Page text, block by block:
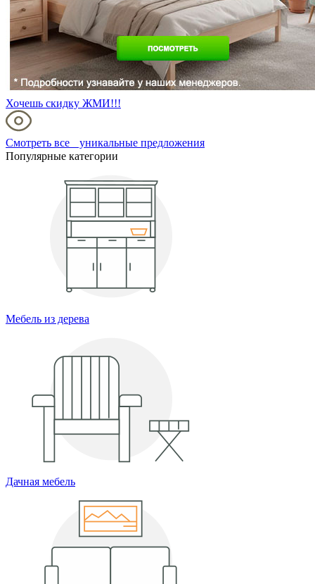
Хочешь скидку ЖМИ!!!
Смотреть все уникальные предложения
Популярные категории
Мебель из дерева
Дачная мебель